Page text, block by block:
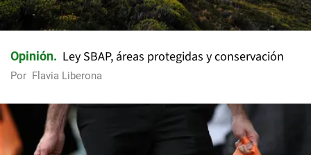
Opinión Ley SBAP, áreas protegidas y conservación
Por Flavia Liberona